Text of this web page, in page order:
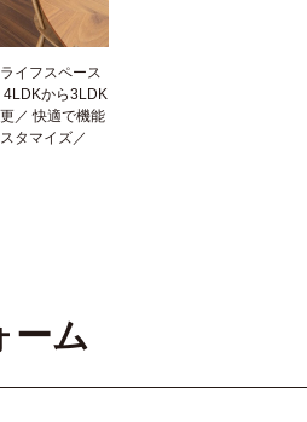
イフスペース
4LDKから3LDK
／ 快適で機能
タマイズ／
ーム